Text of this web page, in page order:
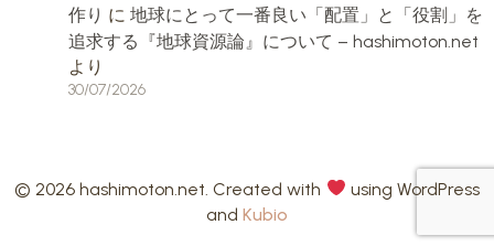
作り に 地球にとって一番良い「配置」と「役割」を
追求する『地球資源論』について – hashimoton.net
より
30/07/2026
© 2026 hashimoton.net. Created with
using WordPress
and Kubio